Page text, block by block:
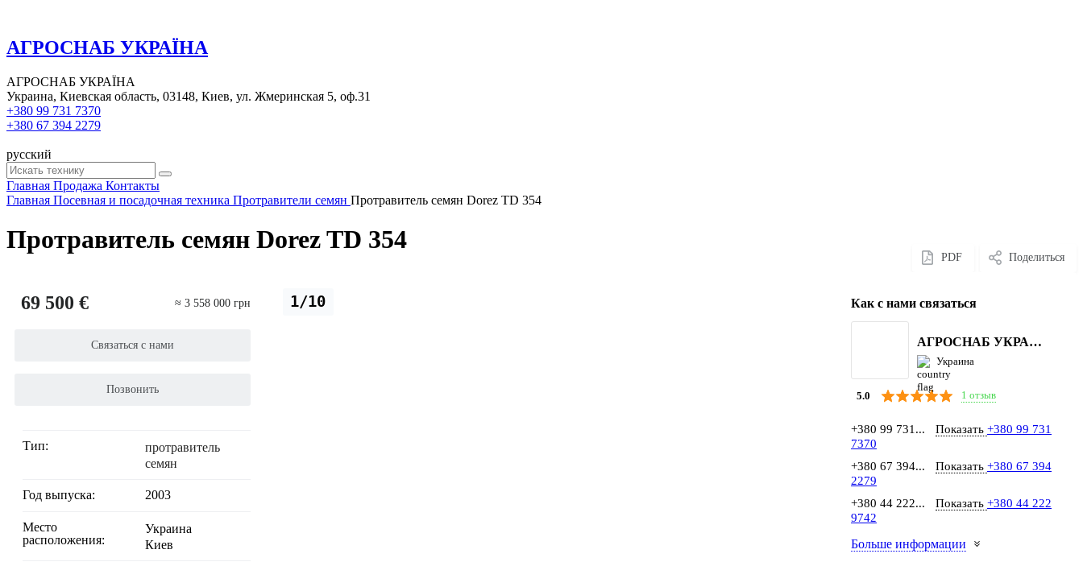
АГРОСНАБ УКРАЇНА
АГРОСНАБ УКРАЇНА
Украина, Киевская область, 03148, Киев, ул. Жмеринская 5, оф.31
+380 99 731 7370
+380 67 394 2279
русский
Главная Продажа Контакты
Главная Посевная и посадочная техника Протравители семян Протравитель семян Dorez TD 354
Протравитель семян Dorez TD 354
PDF Поделиться
1/10
69 500 € ≈ 3 558 000 грн
Связаться с нами
Позвонить
Тип:
протравитель
семян
Год выпуска: 2003
Место
расположения:
Украина
Киев
Как с нами связаться
АГРОСНАБ УКРАЇНА
Украина
5.0 1 отзыв
+380 99 731... Показать +380 99 731
7370
+380 67 394...
Показать +380 67 394
2279
+380 44 222...
Показать +380 44 222
9742
Больше информации